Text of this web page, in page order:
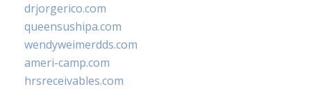
drjorgerico.com
queensushipa.com
wendyweimerdds.com
ameri-camp.com
hrsreceivables.com